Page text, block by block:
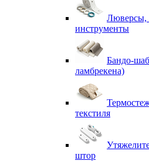
Люверсы,
инструменты
Бандо-
ламбрекена)
текстиля
штор